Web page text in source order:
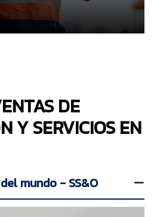
DE
Y SERVICIOS EN
mundo - SS&O